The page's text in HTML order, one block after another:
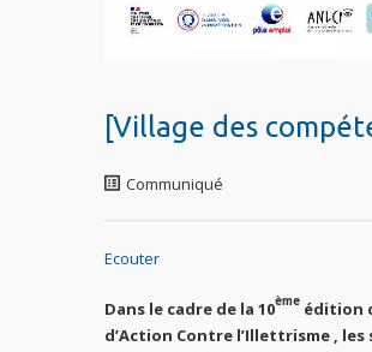
[Village des
Communiqué
Ecouter
Dans le cadre de la 10ème édition
d’Action Contre l’Illettrisme , les